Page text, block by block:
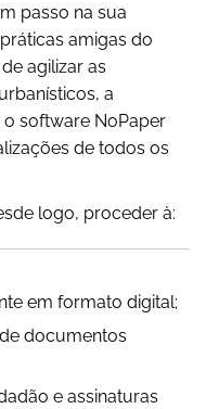
passo na sua
amigas do
agilizar as
a
software NoPaper
de todos os
logo, proceder à:
em formato digital;
documentos
e assinaturas